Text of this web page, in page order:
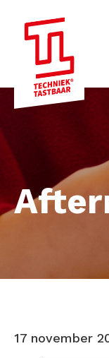
17 november